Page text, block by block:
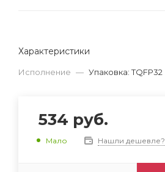
Характеристики
Исполнение — Упаковка: TQFP32
534 руб.
Мало Нашли дешевле?